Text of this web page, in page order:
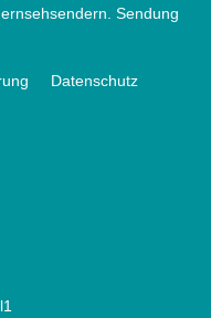
Sendung
Datenschutz